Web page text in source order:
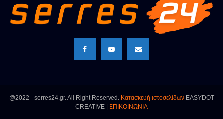
@2022 - serres24.gr. All Right Reserved. Κατασκευή ιστοσελίδωνEASYDOT
CREATIVE | ΕΠΙΚΟΙΝΩΝΙΑ